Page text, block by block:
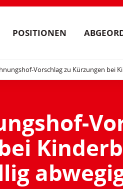
POSITIONEN
Vorschlag zu Kürzungen bei